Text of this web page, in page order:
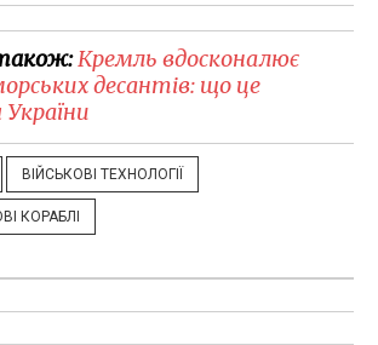
Кремль вдосконалює
десантів: що це
України
ВІЙСЬКОВІ ТЕХНОЛОГІЇ
КОРАБЛІ